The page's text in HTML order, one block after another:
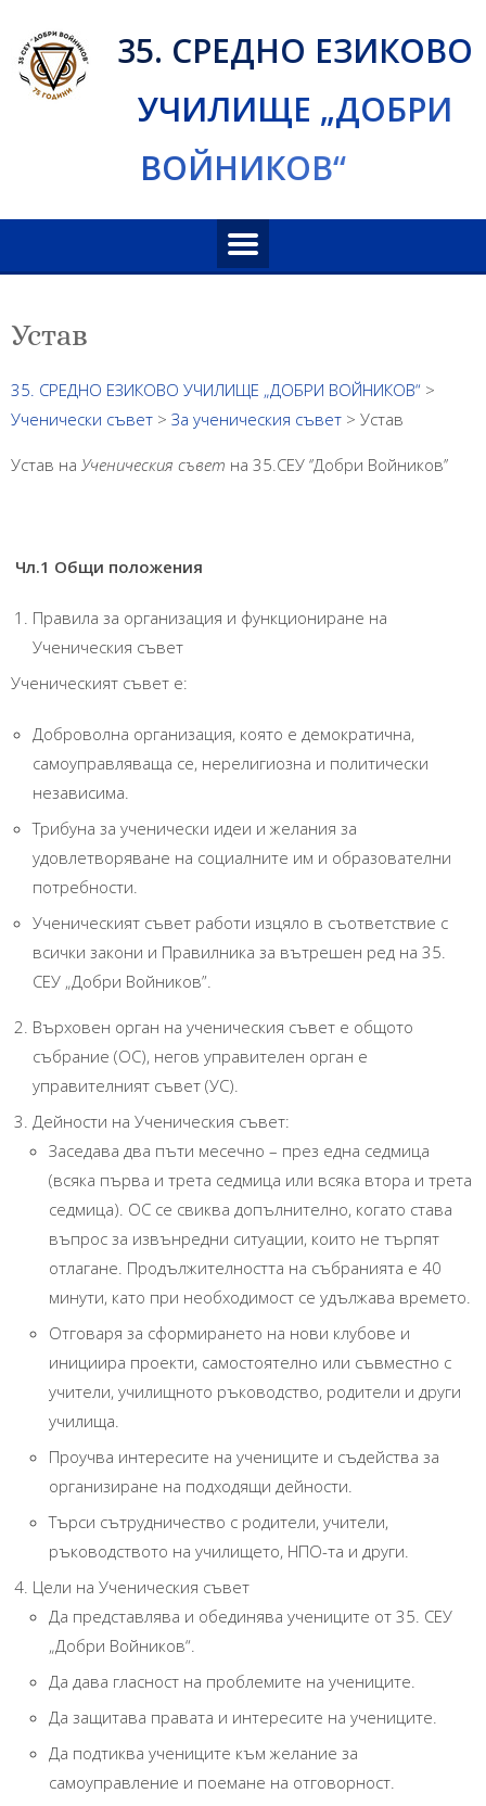
content
35. СРЕДНО ЕЗИКОВО
УЧИЛИЩЕ „ДОБРИ
ВОЙНИКОВ“
Устав
35. СРЕДНО ЕЗИКОВО УЧИЛИЩЕ „ДОБРИ ВОЙНИКОВ“ >
Ученически съвет > За ученическия съвет > Устав
Устав на Ученическия съвет на 35.СЕУ ‘’Добри Войников’’
Чл.1 Общи положения
Правила за организация и функциониране на
Ученическия съвет
Ученическият съвет е:
Доброволна организация, която е демократична,
самоуправляваща се, нерелигиозна и политически
независима.
Трибуна за ученически идеи и желания за
удовлетворяване на социалните им и образователни
потребности.
Ученическият съвет работи изцяло в съответствие с
всички закони и Правилника за вътрешен ред на 35.
СЕУ „Добри Войников”.
Върховен орган на ученическия съвет е общото
събрание (ОС), негов управителен орган е
управителният съвет (УС).
Дейности на Ученическия съвет:
Заседава два пъти месечно – през една седмица
(всяка първа и трета седмица или всяка втора и трета
седмица). ОС се свиква допълнително, когато става
въпрос за извънредни ситуации, които не търпят
отлагане. Продължителността на събранията е 40
минути, като при необходимост се удължава времето.
Отговаря за сформирането на нови клубове и
инициира проекти, самостоятелно или съвместно с
учители, училищното ръководство, родители и други
училища.
Проучва интересите на учениците и съдейства за
организиране на подходящи дейности.
Търси сътрудничество с родители, учители,
ръководството на училището, НПО-та и други.
Цели на Ученическия съвет
Да представлява и обединява учениците от 35. СЕУ
„Добри Войников“.
Да дава гласност на проблемите на учениците.
Да защитава правата и интересите на учениците.
Да подтиква учениците към желание за
самоуправление и поемане на отговорност.